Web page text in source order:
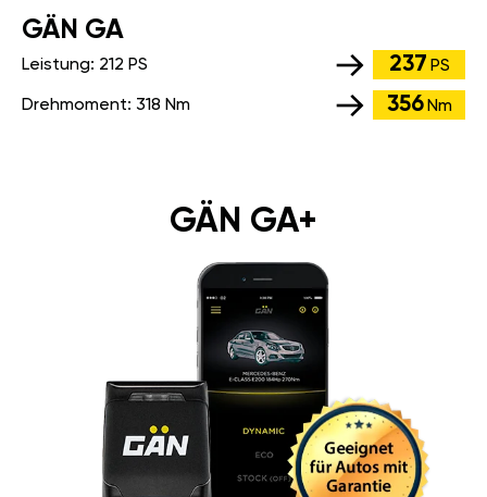
GÄN GA
Leistung: 212 PS 237 PS
Drehmoment: 318 Nm 356 Nm
GÄN GA+